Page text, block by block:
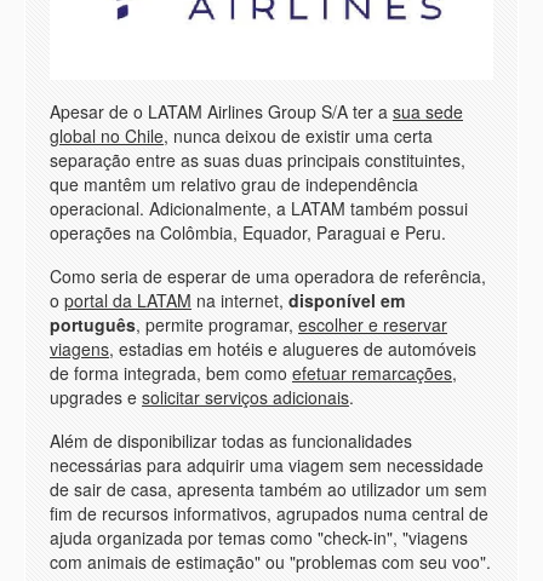
Apesar de o LATAM Airlines Group S/A ter a sua sede
global no Chile, nunca deixou de existir uma certa
separação entre as suas duas principais constituintes,
que mantêm um relativo grau de independência
operacional. Adicionalmente, a LATAM também possui
operações na Colômbia, Equador, Paraguai e Peru.
Como seria de esperar de uma operadora de referência,
o portal da LATAM na internet, disponível em
português, permite programar, escolher e reservar
viagens, estadias em hotéis e alugueres de automóveis
de forma integrada, bem como efetuar remarcações,
upgrades e solicitar serviços adicionais.
Além de disponibilizar todas as funcionalidades
necessárias para adquirir uma viagem sem necessidade
de sair de casa, apresenta também ao utilizador um sem
fim de recursos informativos, agrupados numa central de
ajuda organizada por temas como "check-in", "viagens
com animais de estimação" ou "problemas com seu voo".